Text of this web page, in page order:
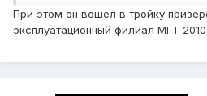
При этом он вошел в тройку
эксплуатационный филиал МГТ 2010